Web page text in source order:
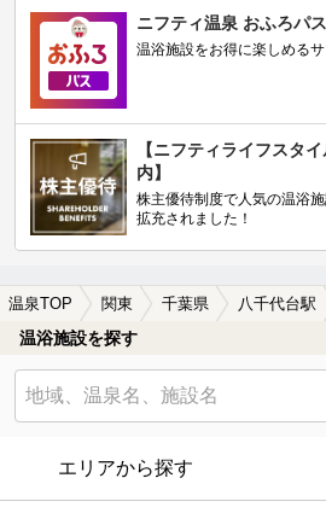
ニフティ温泉 おふろパス
温浴施設をお得に楽しめる
【ニフティライフスタ
内】
株主優待制度で人気の温浴
拡充されました！
温泉TOP 関東 千葉県 八千代台駅
温浴施設を探す
エリアから探す